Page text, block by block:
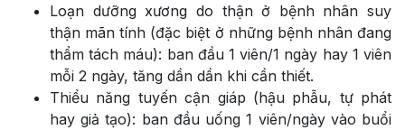
Loạn dưỡng xương do thận ở bệnh nhân suy
thận mãn tính (đặc biệt ở những bệnh nhân đang
thẩm tách máu): ban đầu 1 viên/1 ngày hay 1 viên
mỗi 2 ngày, tăng dần dần khi cần thiết.
Thiểu năng tuyến cận giáp (hậu phẫu, tự phát
hay giả tạo): ban đầu uống 1 viên/ngày vào buổi